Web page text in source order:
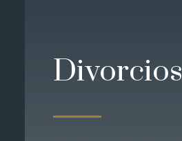
Divorcios